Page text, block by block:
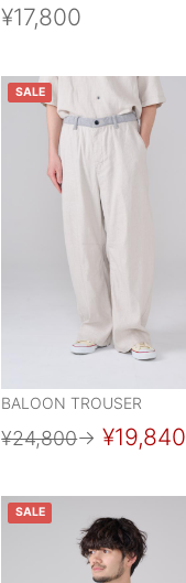
¥17,800
SALE
BALOON TROUSER
¥24,800→ ¥19,840
SALE